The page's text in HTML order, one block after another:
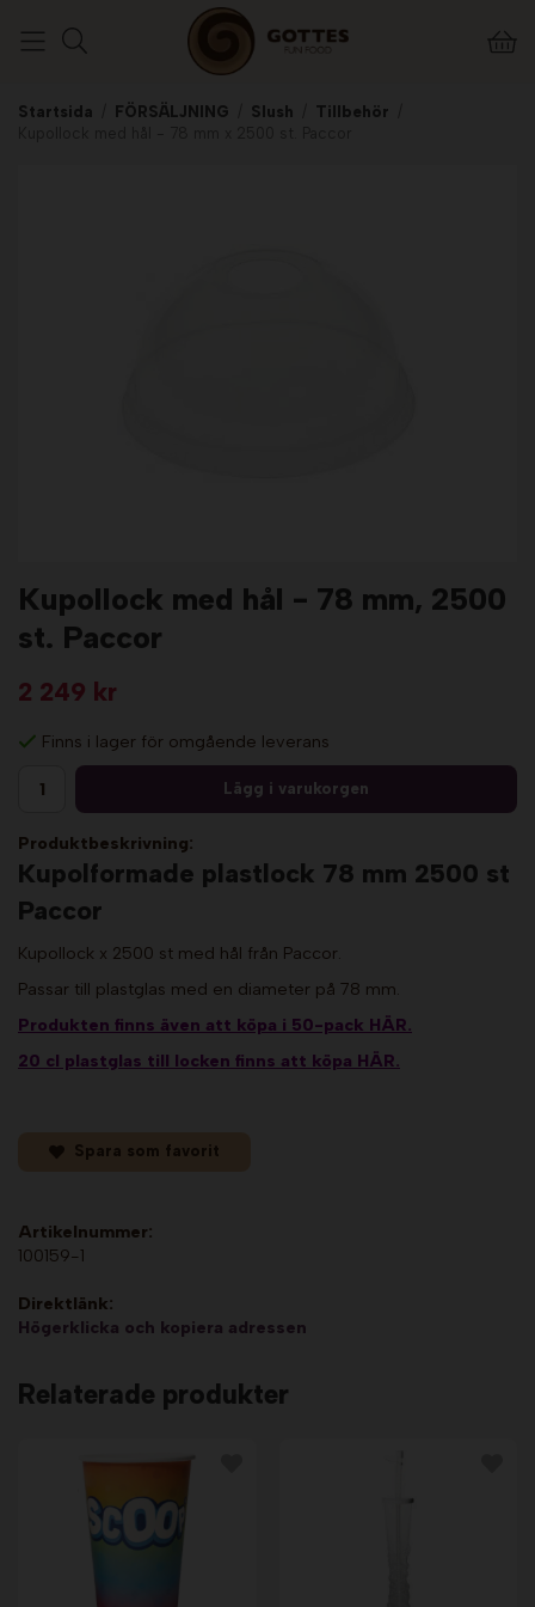
Startsida FÖRSÄLJNING Slush Tillbehör
Kupollock med hål - 78 mm, 2500
st. Paccor
2 249 kr
Finns i lager för omgående leverans
Lägg i varukorgen
Produktbeskrivning:
Kupolformade plastlock 78 mm 2500 st
Paccor
Kupollock x 2500 st med hål från Paccor.
Passar till plastglas med en diameter på 78 mm.
Produkten finns även att köpa i 50-pack HÄR.
20 cl plastglas till locken finns att köpa HÄR.
Spara som favorit
Artikelnummer:
100159-1
Direktlänk:
Högerklicka och kopiera adressen
Relaterade produkter